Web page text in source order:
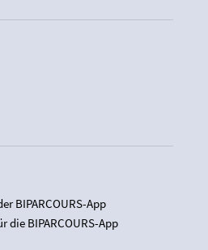
BIPARCOURS-App
die BIPARCOURS-App